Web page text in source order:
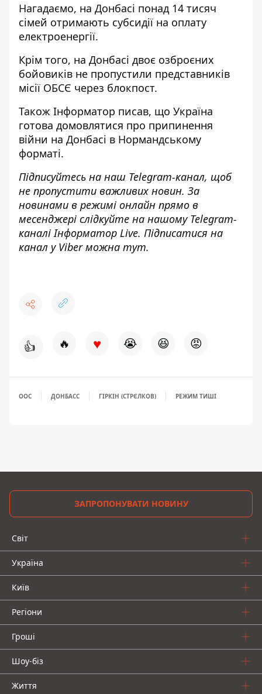
Нагадаємо, на Донбасі понад 14 тисяч
сімей отримають субсидії на оплату
електроенергії.
Крім того, на Донбасі двоє озброєних
бойовиків не пропустили представників
місії ОБСЄ через блокпост.
Також Інформатор писав, що Україна
готова домовлятися про припинення
війни на Донбасі в Нормандському
форматі.
Підписуйтесь на наш Telegram-канал, щоб
не пропустити важливих новин. За
новинами в режимі онлайн прямо в
месенджері слідкуйте на нашому Telegram-
каналі Інформатор Live. Підписатися на
канал у Viber можна тут.
👍 🔥 ♥ 😭 😆 😡
ООС ДОНБАСС ГІРКІН (СТРЄЛКОВ) РЕЖИМ ТИШІ
ЗАПРОПОНУВАТИ НОВИНУ
Світ
Україна
Київ
Регіони
Гроші
Шоу-біз
Життя